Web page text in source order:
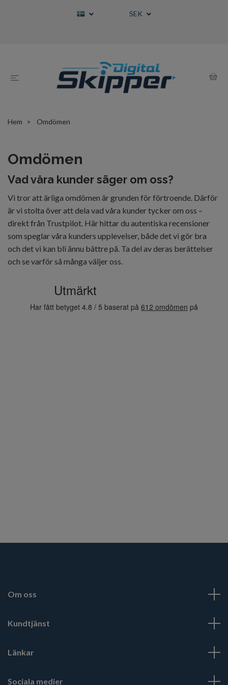
SEK
Hem Omdömen
Omdömen
Vad våra kunder säger om oss?
Vi tror att ärliga omdömen är grunden för förtroende. Därför
är vi stolta över att dela vad våra kunder tycker om oss –
direkt från Trustpilot. Här hittar du autentiska recensioner
som speglar våra kunders upplevelser, både det vi gör bra
och det vi kan bli ännu bättre på. Ta del av deras berättelser
och se varför så många väljer oss.
Om oss
Kundtjänst
Länkar
Sociala medier